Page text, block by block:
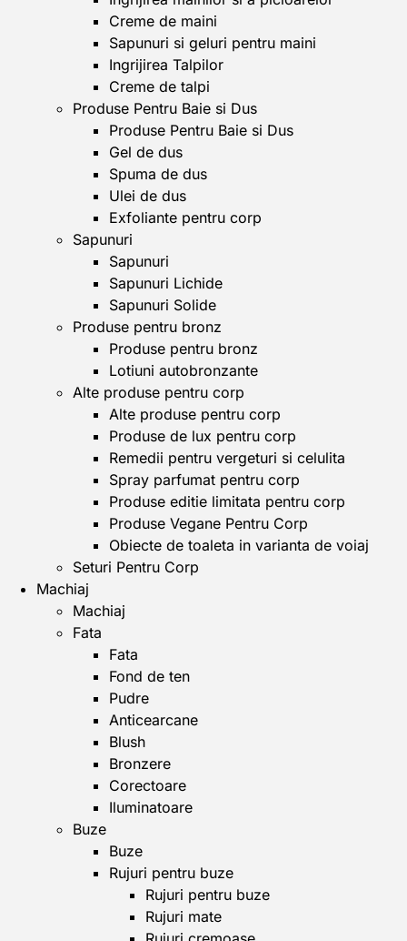
Creme de maini
Sapunuri si geluri pentru maini
Ingrijirea Talpilor
Creme de talpi
Produse Pentru Baie si Dus
Produse Pentru Baie si Dus
Gel de dus
Spuma de dus
Ulei de dus
Exfoliante pentru corp
Sapunuri
Sapunuri
Sapunuri Lichide
Sapunuri Solide
Produse pentru bronz
Produse pentru bronz
Lotiuni autobronzante
Alte produse pentru corp
Alte produse pentru corp
Produse de lux pentru corp
Remedii pentru vergeturi si celulita
Spray parfumat pentru corp
Produse editie limitata pentru corp
Produse Vegane Pentru Corp
Obiecte de toaleta in varianta de voiaj
Seturi Pentru Corp
Machiaj
Machiaj
Fata
Fata
Fond de ten
Pudre
Anticearcane
Blush
Bronzere
Corectoare
Iluminatoare
Buze
Buze
Rujuri pentru buze
Rujuri pentru buze
Rujuri mate